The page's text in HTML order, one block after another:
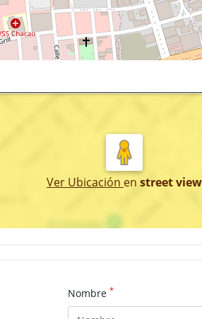
Ver Ubicación en street view
Nombre *